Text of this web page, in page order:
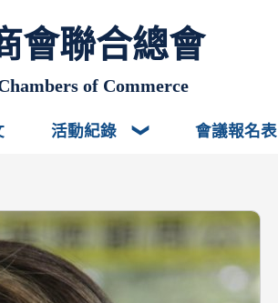
會聯合總會
of Commerce
活動紀錄 會議報名表